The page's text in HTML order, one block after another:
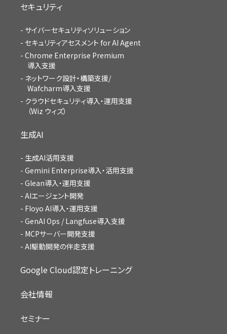
セキュリティ
サイバーセキュリティソリューション
セキュリティアセスメント for AI Agent
Chrome Enterprise Premium
導入支援
ネットワーク設計・構築支援/
Wafcharm導入支援
クラウドセキュリティ導入・運用支援
（Wiz ウィズ）
生成AI
生成AI活用支援
Gemini Enterprise導入・活用支援
Glean導入・運用支援
AIエージェント開発
Floyo AI導入・運用支援
GenAI Ops / Langfuse導入支援
MCPサーバー開発支援
AI駆動開発の伴走支援
Google Cloud認定トレーニング
会社情報
セミナー